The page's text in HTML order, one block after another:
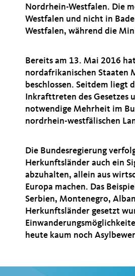
Nordrhein-Westfalen. Die
Westfalen und nicht in
Westfalen, während die
Bereits am 13. Mai 2016
nordafrikanischen Staaten
beschlossen. Seitdem liegt
Inkrafttreten des Gesetzes
notwendige Mehrheit im
nordrhein-westfälischen
Die Bundesregierung
Herkunftsländer auch ein
abzuhalten, allein aus
Europa machen. Das
Serbien, Montenegro,
Herkunftsländer gesetzt
heute kaum noch